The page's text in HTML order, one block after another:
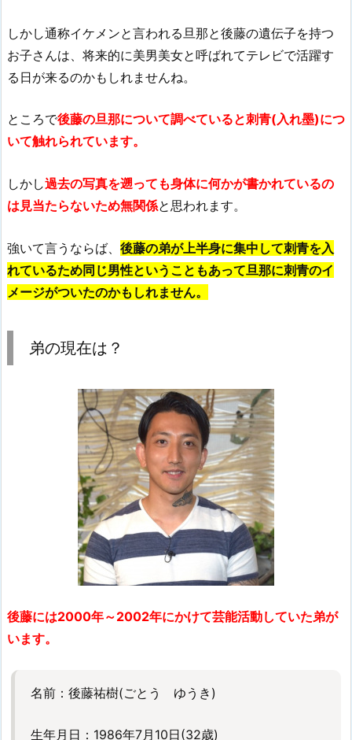
しかし通称イケメンと言われる旦那と後藤の遺伝子を持つ
お子さんは、将来的に美男美女と呼ばれてテレビで活躍す
る日が来るのかもしれませんね。
ところで後藤の旦那について調べていると刺青(入れ墨)につ
いて触れられています。
しかし過去の写真を遡っても身体に何かが書かれているの
は見当たらないため無関係と思われます。
強いて言うならば、 後藤の弟が上半身に集中して刺青を入
れているため同じ男性ということもあって旦那に刺青のイ
メージがついたのかもしれません。
弟の現在は？
後藤には2000年～2002年にかけて芸能活動していた弟が
います。
名前：後藤祐樹(ごとう ゆうき)
生年月日：1986年7月10日(32歳)